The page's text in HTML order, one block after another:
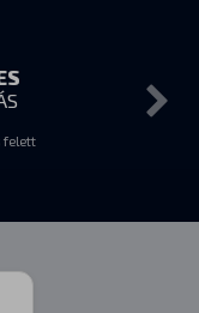
felett